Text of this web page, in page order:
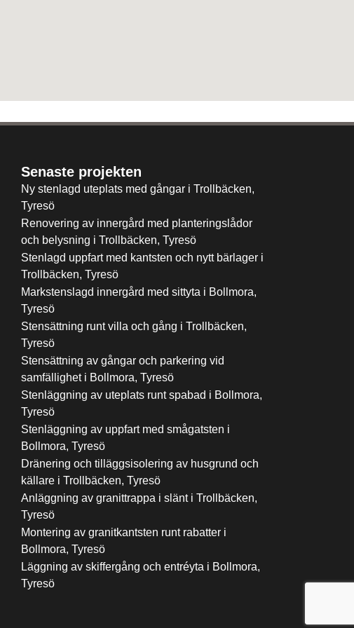
Senaste projekten
Ny stenlagd uteplats med gångar i Trollbäcken,
Tyresö
Renovering av innergård med planteringslådor
och belysning i Trollbäcken, Tyresö
Stenlagd uppfart med kantsten och nytt bärlager i
Trollbäcken, Tyresö
Markstenslagd innergård med sittyta i Bollmora,
Tyresö
Stensättning runt villa och gång i Trollbäcken,
Tyresö
Stensättning av gångar och parkering vid
samfällighet i Bollmora, Tyresö
Stenläggning av uteplats runt spabad i Bollmora,
Tyresö
Stenläggning av uppfart med smågatsten i
Bollmora, Tyresö
Dränering och tilläggsisolering av husgrund och
källare i Trollbäcken, Tyresö
Anläggning av granittrappa i slänt i Trollbäcken,
Tyresö
Montering av granitkantsten runt rabatter i
Bollmora, Tyresö
Läggning av skiffergång och entréyta i Bollmora,
Tyresö